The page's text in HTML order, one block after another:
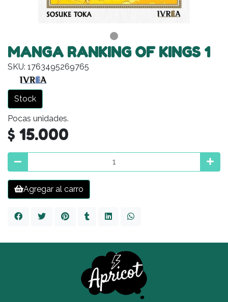
MANGA RANKING OF KINGS 1
SKU: 1763495269765
Stock
Pocas unidades.
$ 15.000
Agregar al carro